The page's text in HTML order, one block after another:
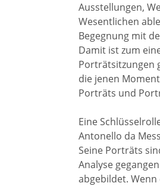
Ausstellungen,
Wesentlichen
Begegnung mit
Damit ist zum
Porträtsitzungen
die jenen
Porträts und
Eine
Antonello da
Seine Porträts
Analyse
abgebildet.